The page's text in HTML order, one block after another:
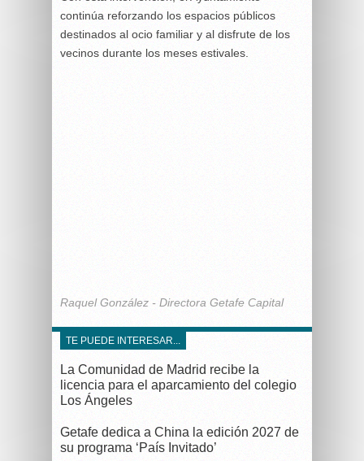
continúa reforzando los espacios públicos
destinados al ocio familiar y al disfrute de los
vecinos durante los meses estivales.
Raquel González - Directora Getafe Capital
TE PUEDE INTERESAR...
La Comunidad de Madrid recibe la
licencia para el aparcamiento del colegio
Los Ángeles
Getafe dedica a China la edición 2027 de
su programa ‘País Invitado’